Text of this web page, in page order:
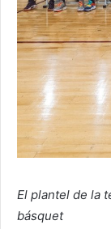
El plantel de la
básquet